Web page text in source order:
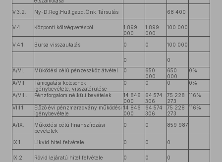
V.3.2. Ny-D.Reg.Hull.gazd.Önk.Társulás 68 400
V.4. Központi költségvetésből
1 899
000
1 899
000
100 000
V.4.1. Bursa visszautalás 0 0 100 000
0
0
A/VI.
Működési célú pénzeszköz átvétel 0
650
000
650
000
0%
A/VII.
Támogatási kölcsönök
igénybevétele, visszatérülése
0 0 0 0%
A/VIII. Pénzforgalom nélküli bevételek
14 846
000
64 574
306
75 228
273
116%
VIII.1.
Előző évi pénzmaradvány működési
igénybevétele
14 846
000
64 574
306
75 228
273
116%
A/IX.
Működési célú finanszírozási
bevételek
0 0 859 987
IX.1. Likvid hitel felvétele 0 0 0
IX.2. Rövid lejáratú hitel felvétele 0 0 0